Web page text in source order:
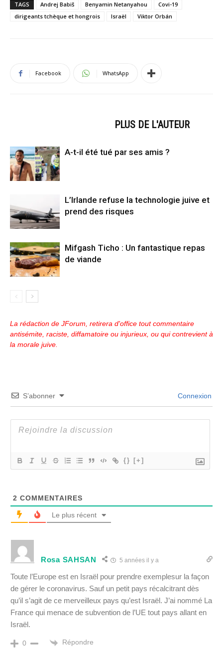
TAGS Andrej Babiš Benyamin Netanyahou
Covi-19
dirigeants tchèque et hongrois
Israël Viktor Orbán
Facebook WhatsApp
PLUS DE L'AUTEUR
A-t-il été tué par ses amis ?
L’Irlande refuse la technologie juive et
prend des risques
Mifgash Ticho : Un fantastique repas
de viande
La rédaction de JForum, retirera d'office tout commentaire
antisémite, raciste, diffamatoire ou injurieux, ou qui contrevient à
la morale juive.
S’abonner Connexion
{} [+]
2 COMMENTAIRES
Le plus récent
Rosa SAHSAN 5 années il y a
Toute l’Europe est en Israël pour prendre exemplesur la façon
de gérer le coronavirus. Sauf un petit pays récalcitrant dès
qu’il s’agit de ce merveilleux pays qu’est Israël. J’ai nommé La
France qui menace de subvention de l’UE tout pays allant en
Israël.
0 Répondre